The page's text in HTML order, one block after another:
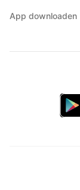
App downloaden